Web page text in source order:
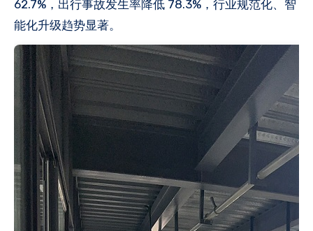
62.7%，出行事故发生率降低 78.3%，行业规范化、智
能化升级趋势显著。